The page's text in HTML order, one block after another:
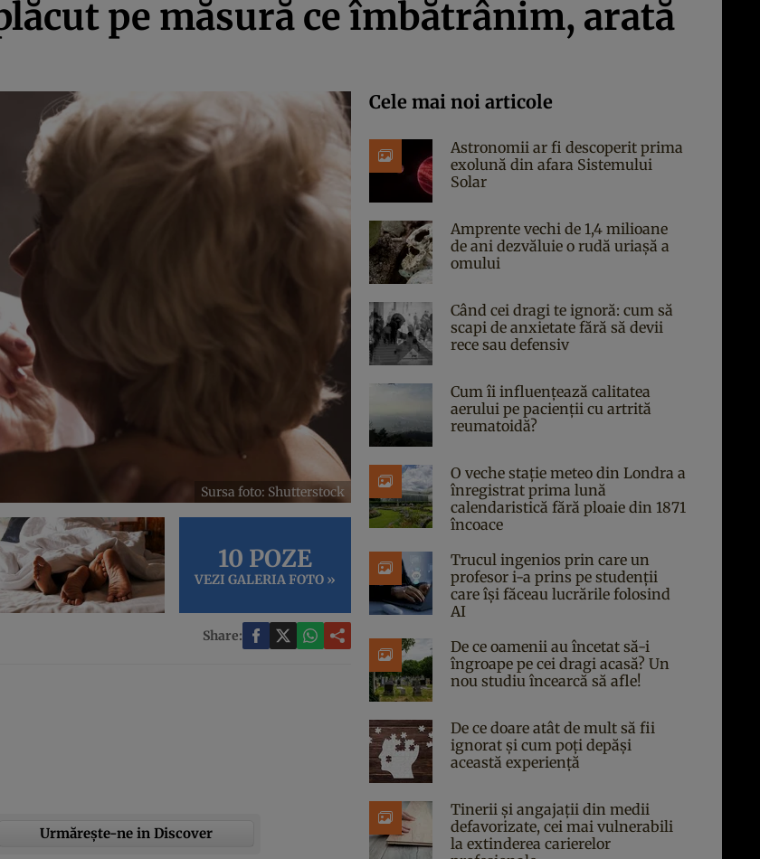
pe măsură ce îmbătrânim, arată
Sursa foto: Shutterstock
10 POZE
VEZI GALERIA FOTO »
Share:
Urmărește-ne in Discover
Cele mai noi articole
Astronomii ar fi descoperit prima
exolună din afara Sistemului
Solar
Amprente vechi de 1,4 milioane
de ani dezvăluie o rudă uriașă a
omului
Când cei dragi te ignoră: cum să
scapi de anxietate fără să devii
rece sau defensiv
Cum îi influențează calitatea
aerului pe pacienții cu artrită
reumatoidă?
O veche stație meteo din Londra a
înregistrat prima lună
calendaristică fără ploaie din 1871
încoace
Trucul ingenios prin care un
profesor i-a prins pe studenții
care își făceau lucrările folosind
AI
De ce oamenii au încetat să-i
îngroape pe cei dragi acasă? Un
nou studiu încearcă să afle!
De ce doare atât de mult să fii
ignorat și cum poți depăși
această experiență
Tinerii și angajații din medii
defavorizate, cei mai vulnerabili
la extinderea carierelor